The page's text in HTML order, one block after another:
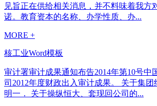
见旨正在供给相关消息，并不料味着我方
诺。教育资本的名称、办学性质、办...
MORE +
核工业Word模板
审计署审计成果通知布告2014年第10号中
司2012年度财政出入审计成果。 关于集团
明一． 关于操纵恒大、套现回公司的...